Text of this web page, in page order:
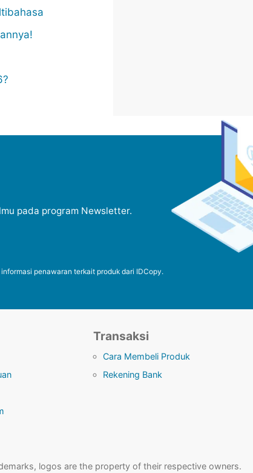
pada program Newsletter.
penawaran terkait produk dari IDCopy.
Transaksi
Cara Membeli Produk
Rekening Bank
logos are the property of their respective owners.